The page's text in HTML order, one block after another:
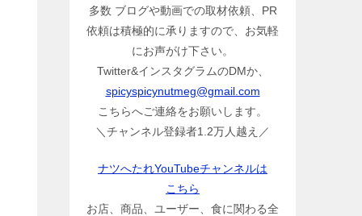
多数 ブログや動画での取材依頼、PR
依頼は積極的に承りますので、お気軽
にお声がけ下さい。
Twitter&インスタグラムのDMか、
spicyspicynutmeg@gmail.com
こちらへご連絡をお願いします。
＼チャンネル登録者1.2万人越え／
ナツへたれYouTubeチャンネルは
こちら
お店、商品、ユーザー、食に関わる全